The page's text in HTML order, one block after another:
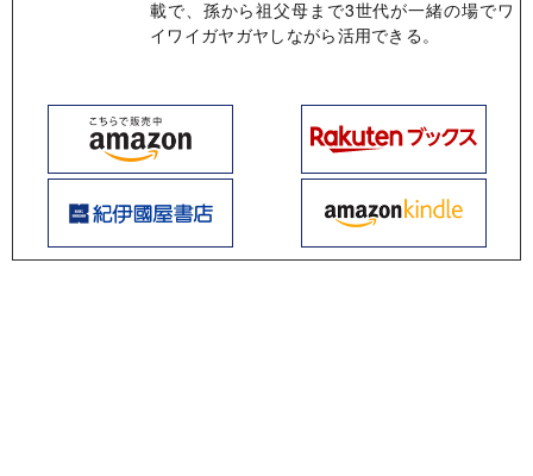
載で、孫から祖父母まで3世代が一緒の場でワ
イワイガヤガヤしながら活用できる。